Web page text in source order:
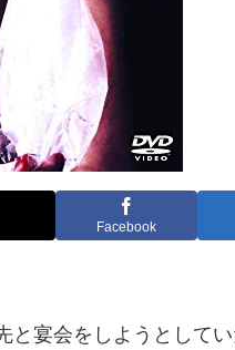
Facebook
と宴会をしようとして